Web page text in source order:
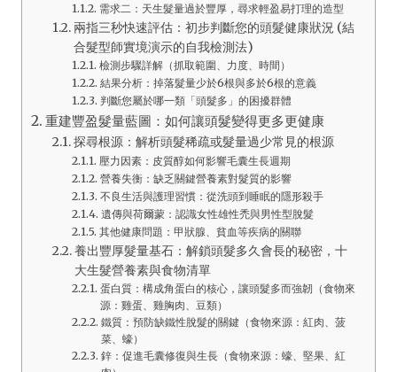
需求二：天生髮量過於豐厚，尋求輕盈易打理的造型
兩指三秒快速評估：初步判斷您的頭髮健康狀況 (結
合髮型師實境演示的自我檢測法)
檢測步驟詳解（抓取範圍、力度、時間）
結果分析：掉落髮量少於6根與多於6根的意義
判斷您屬於哪一類「頭髮多」的困擾群體
重建豐盈髮量藍圖：如何讓頭髮變得更多更健康
探尋根源：解析頭髮稀疏或髮量過少常見的根源
壓力因素：皮質醇如何影響毛囊生長週期
營養失衡：缺乏關鍵營養素對髮質的影響
不良生活與護理習慣：從洗頭到睡眠的隱形殺手
遺傳與荷爾蒙：認識女性雄性禿與男性型脫髮
其他健康問題：甲狀腺、貧血等疾病的關聯
養出豐厚髮量基石：解鎖頭髮多久會長的秘密，十
大生髮營養素與食物清單
蛋白質：構成角蛋白的核心，讓頭髮多而強韌（食物來
源：雞蛋、雞胸肉、豆類）
鐵質：預防缺鐵性脫髮的關鍵（食物來源：紅肉、菠
菜、蠔）
鋅：促進毛囊修復與生長（食物來源：蠔、堅果、紅